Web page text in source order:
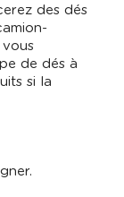
des dés
vous
de dés à
si la